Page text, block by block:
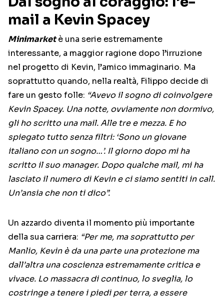
mail a Kevin Spacey
Minimarketè una serie estremamente
interessante, a maggior ragione dopo l’irruzione
nel progetto di Kevin, l’amico immaginario. Ma
soprattutto quando, nella realtà, Filippo decide di
fare un gesto folle: “Avevo il sogno di coinvolgere
Kevin Spacey. Una notte, ovviamente non dormivo,
gli ho scritto una mail. Alle tre e mezza. E ho
spiegato tutto senza filtri: ‘Sono un giovane
italiano con un sogno…’. Il giorno dopo mi ha
scritto il suo manager. Dopo qualche mail, mi ha
lasciato il numero di Kevin e ci siamo sentiti in call.
Un’ansia che non ti dico”.
Un azzardo diventa il momento più importante
della sua carriera: “Per me, ma soprattutto per
Manlio, Kevin è da una parte una protezione ma
dall’altra una coscienza estremamente critica e
vivace. Lo massacra di continuo, lo sveglia, lo
costringe a tenere i piedi per terra, a essere